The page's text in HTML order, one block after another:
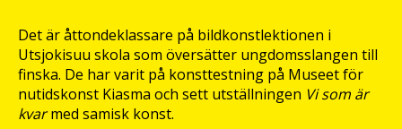
Det är åttondeklassare på bildkonstlektionen i
Utsjokisuu skola som översätter ungdomsslangen till
finska. De har varit på konsttestning på Museet för
nutidskonst Kiasma och sett utställningen Vi som är
kvarmed samisk konst.